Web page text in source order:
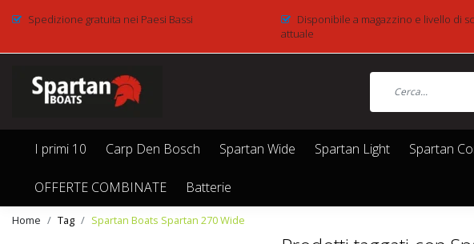
Spedizione gratuita nei Paesi Bassi
Disponibile a magazzino e livello di
attuale
I primi 10 Carp Den Bosch Spartan Wide Spartan Light Spartan
OFFERTE COMBINATE Batterie
Home Tag Spartan Boats Spartan 270 Wide